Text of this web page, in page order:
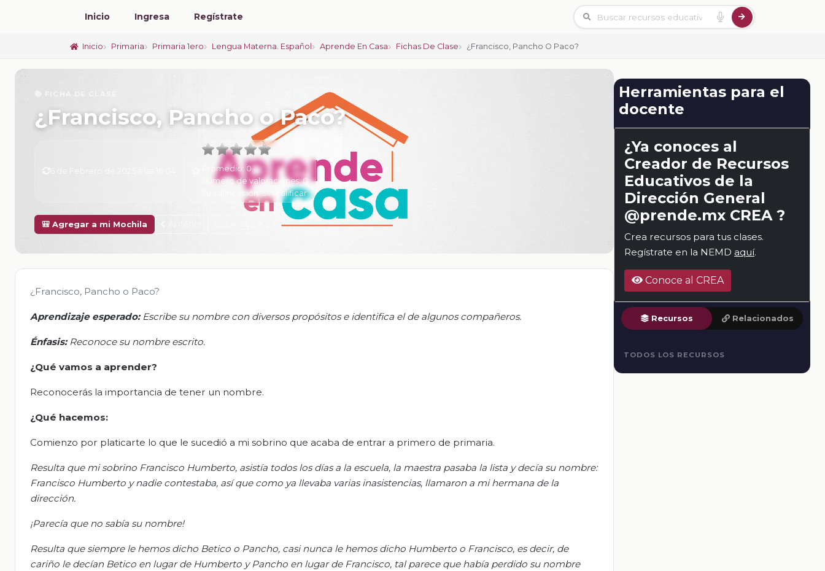
Inicio Ingresa Regístrate
Inicio Primaria Primaria 1ero Lengua Materna. Español Aprende En Casa Fichas De Clase ¿Francisco, Pancho O Paco?
📚 FICHA DE CLASE
¿Francisco, Pancho o Paco?
Promedio: 0
Número de valoraciones:0
Tu calificación:Sin calificar
🎒 Agregar a mi Mochila
¿Francisco, Pancho o Paco?
Aprendizaje esperado:Escribe su nombre con diversos propósitos e identifica el de algunos compañeros.
Énfasis:Reconoce su nombre escrito.
¿Qué vamos a aprender?
Reconocerás la importancia de tener un nombre.
¿Qué hacemos:
Comienzo por platicarte lo que le sucedió a mi sobrino que acaba de entrar a primero de primaria.
Resulta que mi sobrino Francisco Humberto, asistía todos los días a la escuela, la maestra pasaba la lista y decía su nombre:
Francisco Humberto y nadie contestaba, así que como ya llevaba varias inasistencias, llamaron a mi hermana de la
dirección.
¡Parecía que no sabía su nombre!
Resulta que siempre le hemos dicho Betico o Pancho, casi nunca le hemos dicho Humberto o Francisco, es decir, de
cariño le decían Betico en lugar de Humberto y Pancho en lugar de Francisco, tal parece que había perdido su nombre
Herramientas para el
docente
¿Ya conoces al
Creador de Recursos
Educativos de la
Dirección General
@prende.mx CREA ?
Crea recursos para tus clases.
Regístrate en la NEMD aquí.
Conoce al CREA
Recursos Relacionados
TODOS LOS RECURSOS